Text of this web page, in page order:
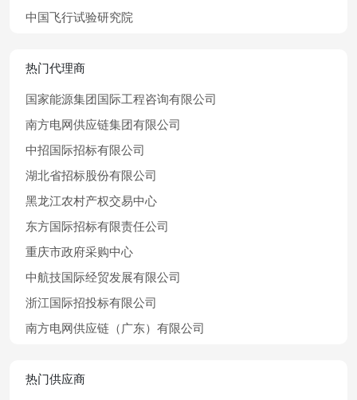
中国飞行试验研究院
热门代理商
国家能源集团国际工程咨询有限公司
南方电网供应链集团有限公司
中招国际招标有限公司
湖北省招标股份有限公司
黑龙江农村产权交易中心
东方国际招标有限责任公司
重庆市政府采购中心
中航技国际经贸发展有限公司
浙江国际招投标有限公司
南方电网供应链（广东）有限公司
热门供应商